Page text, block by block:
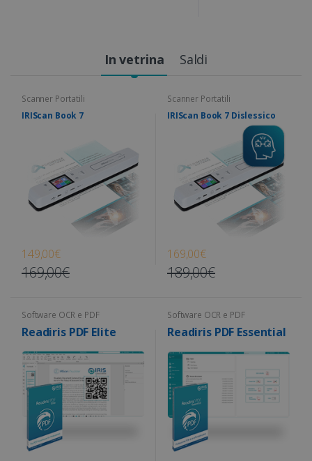
In vetrina Saldi
Scanner Portatili
IRIScan Book 7
149,00€
169,00€
Scanner Portatili
IRIScan Book 7 Dislessico
169,00€
189,00€
Software OCR e PDF
Readiris PDF Elite
Software OCR e PDF
Readiris PDF Essential